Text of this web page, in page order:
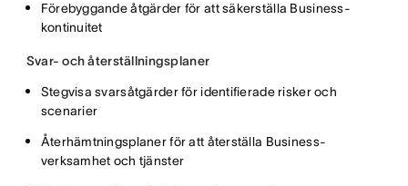
Förebyggande åtgärder för att säkerställa Business-
kontinuitet
Svar- och återställningsplaner
Stegvisa svarsåtgärder för identifierade risker och
scenarier
Återhämtningsplaner för att återställa Business-
verksamhet och tjänster